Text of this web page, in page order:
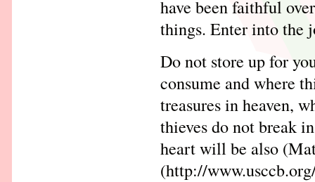
have been faithful
things. Enter into the
Do not store up for
consume and where
treasures in heaven,
thieves do not break
heart will be also
(http://